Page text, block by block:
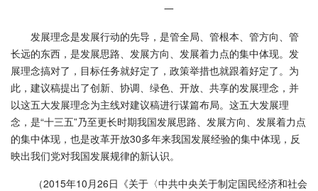
一
发展理念是发展行动的先导，是管全局、管根本、管方向、管
长远的东西，是发展思路、发展方向、发展着力点的集中体现。发
展理念搞对了，目标任务就好定了，政策举措也就跟着好定了。为
此，建议稿提出了创新、协调、绿色、开放、共享的发展理念，并
以这五大发展理念为主线对建议稿进行谋篇布局。这五大发展理
念，是“十三五”乃至更长时期我国发展思路、发展方向、发展着力点
的集中体现，也是改革开放30多年来我国发展经验的集中体现，反
映出我们党对我国发展规律的新认识。
（2015年10月26日《关于〈中共中央关于制定国民经济和社会